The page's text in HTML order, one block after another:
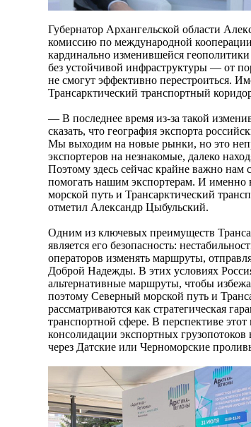
Губернатор Архангельской области
комиссию по международной
кардинально изменившейся
без устойчивой инфраструктуры — от
не смогут эффективно перестроиться.
Трансарктический транспортный
— В последнее время из-за такой
сказать, что география экспорта
Мы выходим на новые рынки, но это
экспортеров на незнакомые, далеко
Поэтому здесь сейчас крайне важно нам
помогать нашим экспортерам. И именно
морской путь и Трансарктический
отметил Александр Цыбульский.
Одним из ключевых преимуществ
является его безопасность:
операторов изменять маршруты,
Доброй Надежды. В этих условиях
альтернативные маршруты, чтобы
поэтому Северный морской путь и
рассматриваются как стратегическая
транспортной сфере. В перспективе
консолидации экспортных
через Датские или Черноморские